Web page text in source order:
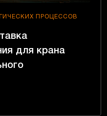
ПРОЦЕССОВ
для крана